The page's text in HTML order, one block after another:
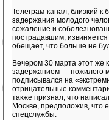
Телеграм-канал, близкий к
задержания молодого
сожаление и
пострадавшим,
обещает, что больше не
Вечером 30 марта этот же
задержанием — пожилого
подписывался на
отрицательные
также признал, что
Москве, предположив, что
спецслужбы.